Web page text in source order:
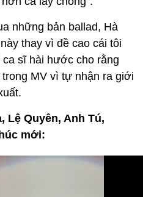
những bản ballad, Hà
thay vì đề cao cái tôi
sĩ hài hước cho rằng
MV vì tự nhận ra giới
Lệ Quyên, Anh Tú,
mới: